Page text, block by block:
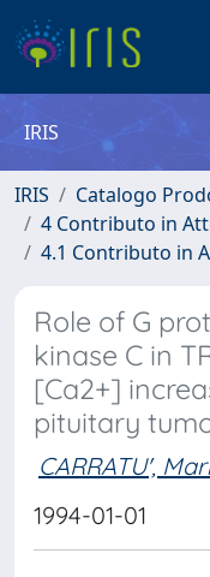
IRIS
IRIS
Catalogo
4 Contributo in
4.1 Contributo in
Role of G
kinase C in
[Ca2+]
pituitary
CARRATU',
1994-01-01